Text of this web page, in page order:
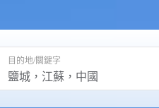
目的地/關鍵字